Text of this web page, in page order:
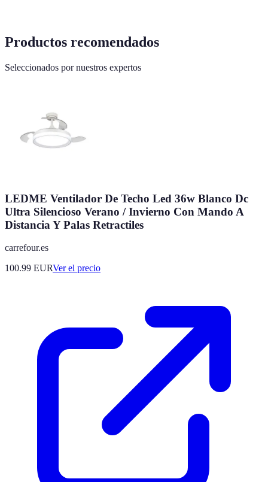
Productos recomendados
Seleccionados por nuestros expertos
LEDME Ventilador De Techo Led 36w Blanco Dc
Ultra Silencioso Verano / Invierno Con Mando A
Distancia Y Palas Retractiles
carrefour.es
100.99 EURVer el precio